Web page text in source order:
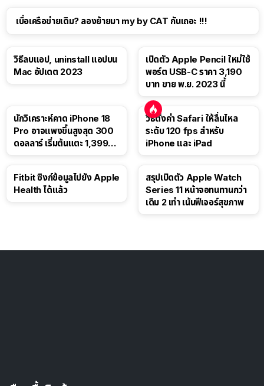
เบื่อเครือข่ายเดิม? ลองย้ายมา my by CAT กันเถอะ !!!
วิธีลบแอป, uninstall แอปบน
Mac อัปเดต 2023
เปิดตัว Apple Pencil ใหม่ใช้
พอร์ต USB-C ราคา 3,190
บาท ขาย พ.ย. 2023 นี้
นักวิเคราะห์คาด iPhone 18
Pro อาจแพงขึ้นสูงสุด 300
ดอลลาร์ เริ่มต้นแตะ 1,399
วิธีตั้งค่า Safari ให้ลื่นไหล
ระดับ 120 fps สำหรับ
iPhone และ iPad
Fitbit ซิงก์ข้อมูลไปยัง Apple
Health ได้แล้ว
สรุปเปิดตัว Apple Watch
Series 11 หน้าจอทนทานกว่า
เดิม 2 เท่า เน้นฟีเจอร์สุขภาพ